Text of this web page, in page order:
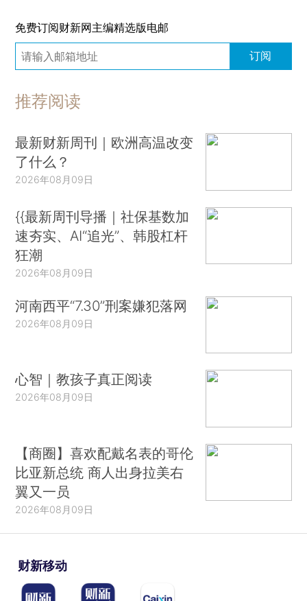
免费订阅财新网主编精选版电邮
订阅
推荐阅读
最新财新周刊｜欧洲高温改变
了什么？
2026年08月09日
{{最新周刊导播｜社保基数加
速夯实、AI“追光”、韩股杠杆
狂潮
2026年08月09日
河南西平“7.30”刑案嫌犯落网
2026年08月09日
心智｜教孩子真正阅读
2026年08月09日
【商圈】喜欢配戴名表的哥伦
比亚新总统 商人出身拉美右
翼又一员
2026年08月09日
财新移动